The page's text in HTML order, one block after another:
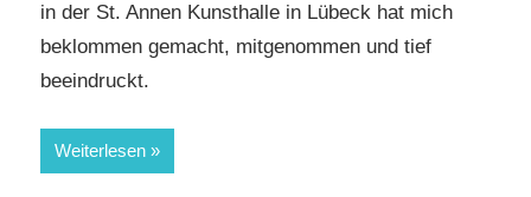
in der St. Annen Kunsthalle in Lübeck hat mich
beklommen gemacht, mitgenommen und tief
beeindruckt.
Weiterlesen